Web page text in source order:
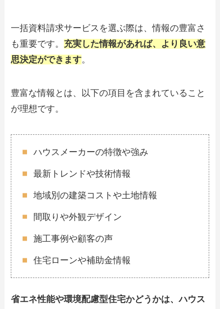
一括資料請求サービスを選ぶ際は、情報の豊富さ
も重要です。 充実した情報があれば、より良い意
思決定ができます。
豊富な情報とは、以下の項目を含まれていること
が理想です。
ハウスメーカーの特徴や強み
最新トレンドや技術情報
地域別の建築コストや土地情報
間取りや外観デザイン
施工事例や顧客の声
住宅ローンや補助金情報
省エネ性能や環境配慮型住宅かどうかは、ハウス